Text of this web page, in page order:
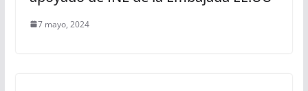
7 mayo, 2024